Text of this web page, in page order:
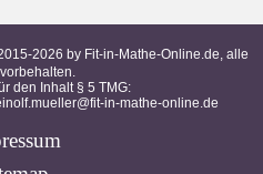
2026 by Fit-in-Mathe-Online.de, alle
den Inhalt § 5 TMG:
in-mathe-online.de